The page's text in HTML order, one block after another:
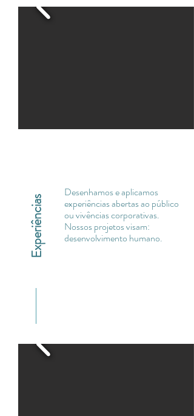
Desenhamos e aplicamos
experiências abertas ao público
ou vivências corporativas.
Nossos projetos visam:
desenvolvimento humano.
Experiências